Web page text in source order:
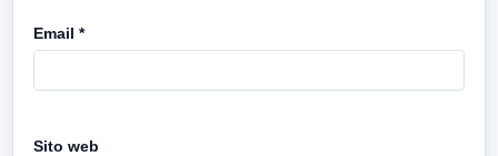
Email *
Sito web